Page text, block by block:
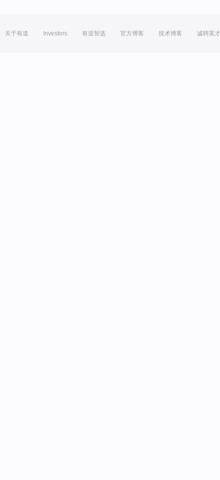
关于有道 Investors 有道智选 官方博客 技术博客 诚聘英才